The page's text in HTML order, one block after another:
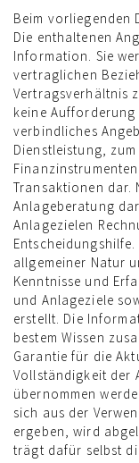
Beim vorliegenden
Die enthaltenen
Information. Sie
vertraglichen
Vertragsverhältnis
keine Aufforderung
verbindliches
Dienstleistung,
Transaktionen dar.
Anlageberatung
Anlagezielen
allgemeiner Natur
Kenntnisse und
und Anlageziele
erstellt. Die
bestem Wissen
Garantie für die
Vollständigkeit der
übernommen
sich aus der
ergeben, wird
trägt dafür selbst